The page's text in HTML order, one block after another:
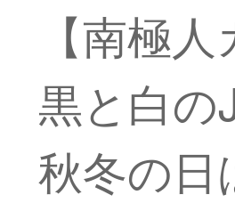
【南極
黒と白の
秋冬の日